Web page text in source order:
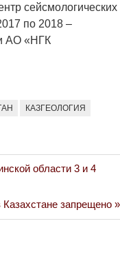
сейсмологических
по 2018 –
АО «НГК
КАЗГЕОЛОГИЯ
области 3 и 4
запрещено